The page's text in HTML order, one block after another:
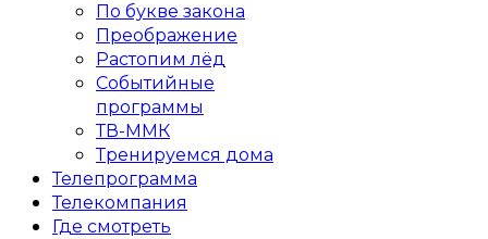
По букве закона
Преображение
Растопим лёд
Событийные
программы
ТВ-ММК
Тренируемся дома
Телепрограмма
Телекомпания
Где смотреть